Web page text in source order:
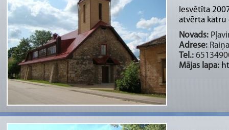
Iesvētīta
atvērta katru
Novads:
Adrese:
Tel.:
Mājas lapa: